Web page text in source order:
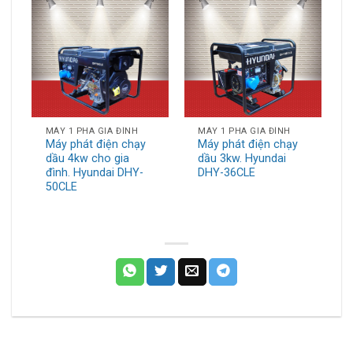
MÁY 1 PHA GIA ĐÌNH
Máy phát điện chạy
dầu 4kw cho gia
đình. Hyundai DHY-
50CLE
MÁY 1 PHA GIA ĐÌNH
Máy phát điện chạy
dầu 3kw. Hyundai
DHY-36CLE